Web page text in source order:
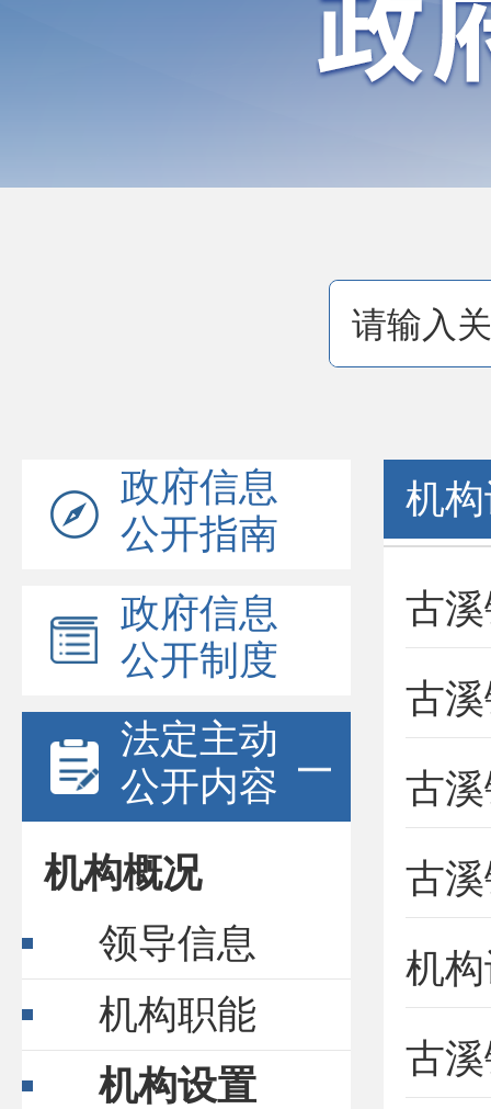
政府信息
公开指南
政府信息
公开制度
法定主动
公开内容
机构概况
领导信息
机构职能
机构设置
机
古
古
古
古
机
古